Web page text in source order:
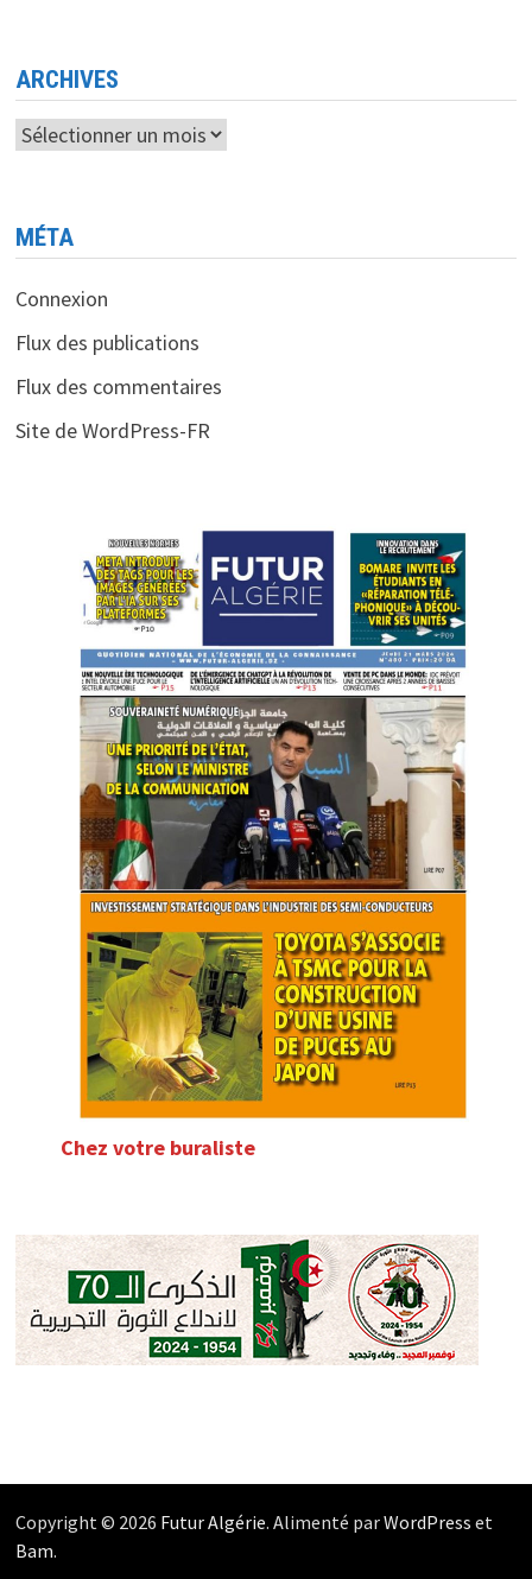
TOURISTIQUE
ARCHIVES
Archives
MÉTA
Connexion
Flux des publications
Flux des commentaires
Site de WordPress-FR
Chez votre buraliste
Copyright © 2026 Futur Algérie. Alimenté parWordPress et
Bam.